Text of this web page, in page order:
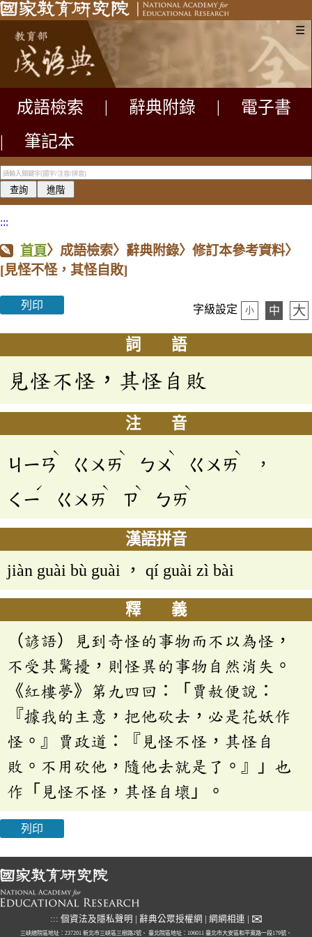
☰
成語檢索 辭典附錄
電子書
|
筆記本
:::
首頁〉成語檢索〉辭典附錄〉修訂本參考資料〉
[見怪不怪，其怪自敗]
列印 字級設定 小 中 大
詞 語
見怪不怪，其怪自敗
注 音
ㄐㄧㄢ
ˋ
ㄍㄨㄞ
ˋ
ㄅㄨ
ˋ
ㄍㄨㄞ
ˋ
，
ㄑㄧ
ˊ
ㄍㄨㄞ
ˋ
ㄗ
ˋ
ㄅㄞ
ˋ
漢語拼音
jiàn guài bù guài ， qí guài zì bài
釋 義
（諺語）見到奇怪的事物而不以為怪，
不受其驚擾，則怪異的事物自然消失。
《紅樓夢》第九四回：「賈赦便說：
『據我的主意，把他砍去，必是花妖作
怪。』賈政道：『見怪不怪，其怪自
敗。不用砍他，隨他去就是了。』」也
作「見怪不怪，其怪自壞」。
列印
::: 個資法及隱私聲明 辭典公眾授權網 網網相連 ✉
三峽總院區地址：237201 新北市三峽區三樹路2號、 臺北院區地址：106011 臺北市大安區和平東路一段179號、